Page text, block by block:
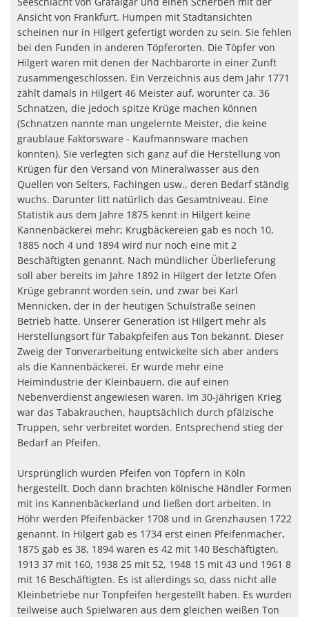
Ansicht von Frankfurt. Humpen mit Stadtansichten
scheinen nur in Hilgert gefertigt worden zu sein. Sie fehlen
bei den Funden in anderen Töpferorten. Die Töpfer von
Hilgert waren mit denen der Nachbarorte in einer Zunft
zusammengeschlossen. Ein Verzeichnis aus dem Jahr 1771
zählt damals in Hilgert 46 Meister auf, worunter ca. 36
Schnatzen, die jedoch spitze Krüge machen können
(Schnatzen nannte man ungelernte Meister, die keine
graublaue Faktorsware - Kaufmannsware machen
konnten). Sie verlegten sich ganz auf die Herstellung von
Krügen für den Versand von Mineralwasser aus den
Quellen von Selters, Fachingen usw., deren Bedarf ständig
wuchs. Darunter litt natürlich das Gesamtniveau. Eine
Statistik aus dem Jahre 1875 kennt in Hilgert keine
Kannenbäckerei mehr; Krugbäckereien gab es noch 10,
1885 noch 4 und 1894 wird nur noch eine mit 2
Beschäftigten genannt. Nach mündlicher Überlieferung
soll aber bereits im Jahre 1892 in Hilgert der letzte Ofen
Krüge gebrannt worden sein, und zwar bei Karl
Mennicken, der in der heutigen Schulstraße seinen
Betrieb hatte. Unserer Generation ist Hilgert mehr als
Herstellungsort für Tabakpfeifen aus Ton bekannt. Dieser
Zweig der Tonverarbeitung entwickelte sich aber anders
als die Kannenbäckerei. Er wurde mehr eine
Heimindustrie der Kleinbauern, die auf einen
Nebenverdienst angewiesen waren. Im 30-jährigen Krieg
war das Tabakrauchen, hauptsächlich durch pfälzische
Truppen, sehr verbreitet worden. Entsprechend stieg der
Bedarf an Pfeifen.
Ursprünglich wurden Pfeifen von Töpfern in Köln
hergestellt. Doch dann brachten kölnische Händler Formen
mit ins Kannenbäckerland und ließen dort arbeiten. In
Höhr werden Pfeifenbäcker 1708 und in Grenzhausen 1722
genannt. In Hilgert gab es 1734 erst einen Pfeifenmacher,
1875 gab es 38, 1894 waren es 42 mit 140 Beschäftigten,
1913 37 mit 160, 1938 25 mit 52, 1948 15 mit 43 und 1961 8
mit 16 Beschäftigten. Es ist allerdings so, dass nicht alle
Kleinbetriebe nur Tonpfeifen hergestellt haben. Es wurden
teilweise auch Spielwaren aus dem gleichen weißen Ton